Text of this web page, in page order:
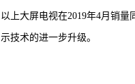
以上大屏电视在2019年4月销
示技术的进一步升级。